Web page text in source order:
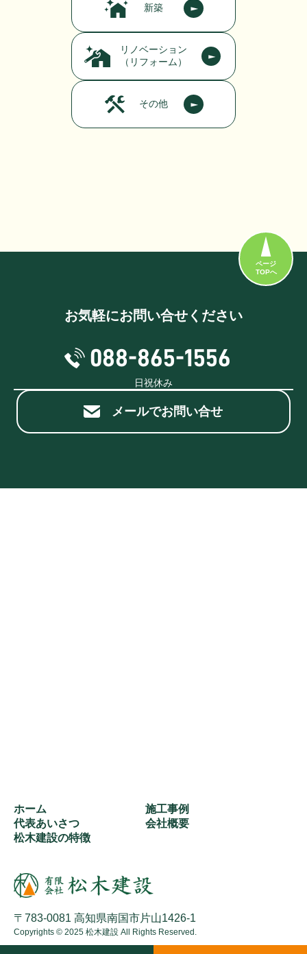
新築
リノベーション
（リフォーム）
その他
ページ
TOPへ
お気軽にお問い合せください
088-865-1556
日祝休み
メールでお問い合せ
ホーム
施工事例
代表あいさつ
会社概要
松木建設の特徴
〒783-0081 高知県南国市片山1426-1
Copyrights © 2025 松木建設 All Rights Reserved.